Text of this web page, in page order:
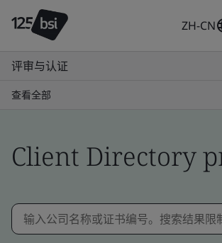
ZH-CN
评审与认证
查看全部
Client Directory